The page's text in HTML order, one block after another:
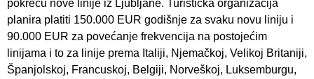
pokreću nove linije iz Ljubljane. Turistička organizacija
planira platiti 150.000 EUR godišnje za svaku novu liniju i
90.000 EUR za povećanje frekvencija na postojećim
linijama i to za linije prema Italiji, Njemačkoj, Velikoj Britaniji,
Španjolskoj, Francuskoj, Belgiji, Norveškoj, Luksemburgu,